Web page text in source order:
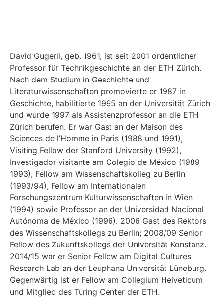
David Gugerli, geb. 1961, ist seit 2001 ordentlicher
Professor für Technikgeschichte an der ETH Zürich.
Nach dem Studium in Geschichte und
Literaturwissenschaften promovierte er 1987 in
Geschichte, habilitierte 1995 an der Universität Zürich
und wurde 1997 als Assistenzprofessor an die ETH
Zürich berufen. Er war Gast an der Maison des
Sciences de l’Homme in Paris (1988 und 1991),
Visiting Fellow der Stanford University (1992),
Investigador visitante am Colegio de México (1989-
1993), Fellow am Wissenschaftskolleg zu Berlin
(1993/94), Fellow am Internationalen
Forschungszentrum Kulturwissenschaften in Wien
(1994) sowie Professor an der Universidad Nacional
Autónoma de México (1996). 2006 Gast des Rektors
des Wissenschaftskollegs zu Berlin; 2008/09 Senior
Fellow des Zukunftskollegs der Universität Konstanz.
2014/15 war er Senior Fellow am Digital Cultures
Research Lab an der Leuphana Universität Lüneburg.
Gegenwärtig ist er Fellow am Collegium Helveticum
und Mitglied des Turing Center der ETH.